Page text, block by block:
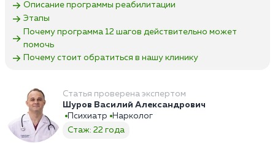
Описание программы реабилитации
Этапы
Почему программа 12 шагов действительно может
помочь
Почему стоит обратиться в нашу клинику
Статья проверена экспертом
Шуров Василий Александрович
Психиатр
Нарколог
Стаж: 22 года